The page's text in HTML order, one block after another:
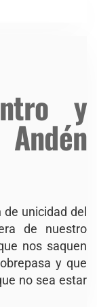
y
de unicidad del
de nuestro
nos saquen
y que
no sea estar